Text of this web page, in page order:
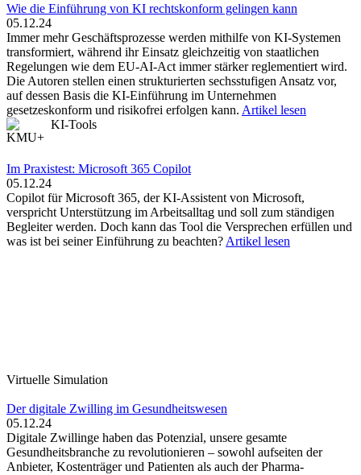
Wie die Einführung von ­KI ­rechtskonform gelingen kann
05.12.24
Immer mehr Geschäftsprozesse werden mithilfe von KI-Systemen
transformiert, während ihr Einsatz gleichzeitig von staatlichen
Regelungen wie dem EU-AI-Act immer stärker reglementiert wird.
Die Autoren stellen einen strukturierten sechsstufigen Ansatz vor,
auf dessen Basis die KI-Einführung im Unternehmen
gesetzeskonform und risikofrei erfolgen kann. Artikel lesen
KI-Tools
Im Praxistest: Microsoft 365 Copilot
05.12.24
Copilot für Microsoft 365, der KI-Assistent von Microsoft,
verspricht Unterstützung im Arbeitsalltag und soll zum ständigen
Begleiter werden. Doch kann das Tool die Versprechen erfüllen und
was ist bei seiner Einführung zu beachten? Artikel lesen
Virtuelle Simulation
Der digitale Zwilling im Gesundheitswesen
05.12.24
Digitale Zwillinge haben das Potenzial, unsere gesamte
Gesundheitsbranche zu revolutionieren – sowohl aufseiten der
Anbieter, Kostenträger und Patienten als auch der Pharma­